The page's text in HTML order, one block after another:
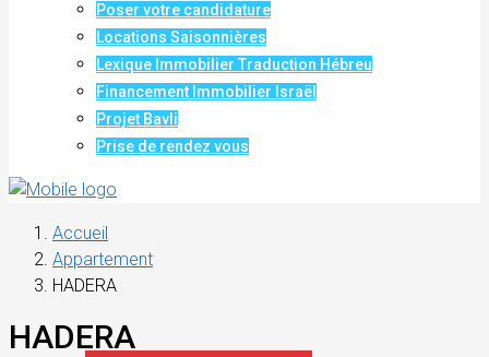
Poser votre candidature
Locations Saisonnières
Lexique Immobilier Traduction Hébreu
Financement Immobilier Israël
Projet Bavli
Prise de rendez vous
Accueil
Appartement
HADERA
HADERA